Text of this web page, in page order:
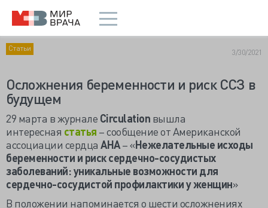
Статьи 3/30/2021
Осложнения беременности и риск ССЗ в
будущем
29 марта в журнале Circulation вышла
интересная статья – сообщение от Американской
ассоциации сердца AHA– «Нежелательные исходы
беременности и риск сердечно-сосудистых
заболеваний: уникальные возможности для
сердечно-сосудистой профилактики у женщин»
В положении напоминается о шести осложнениях